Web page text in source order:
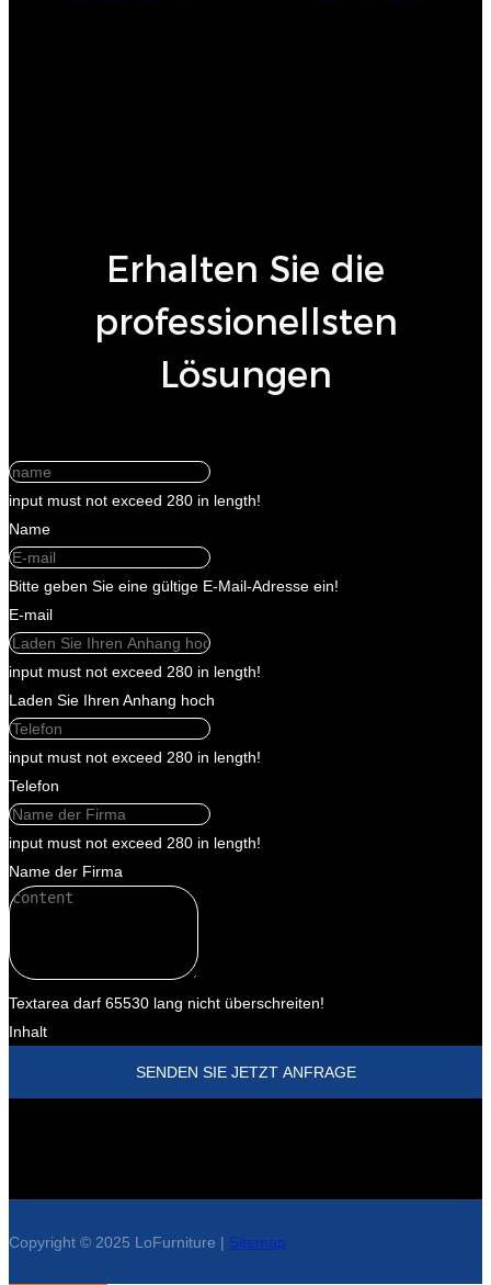
Erhalten Sie die
professionellsten
Lösungen
input must not exceed 280 in length!
Name
Bitte geben Sie eine gültige E-Mail-Adresse ein!
E-mail
input must not exceed 280 in length!
Laden Sie Ihren Anhang hoch
input must not exceed 280 in length!
Telefon
input must not exceed 280 in length!
Name der Firma
Textarea darf 65530 lang nicht überschreiten!
Inhalt
SENDEN SIE JETZT ANFRAGE
Copyright © 2025 LoFurniture | Sitemap